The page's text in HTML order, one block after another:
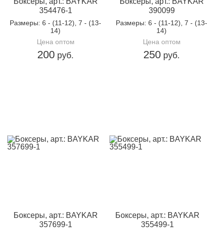
354476-1
Размеры: 6 - (11-12), 7 - (13-
14)
Цена оптом
200 руб.
390099
Размеры: 6 - (11-12), 7 - (13-
14)
Цена оптом
250 руб.
Боксеры, арт.: BAYKAR
357699-1
Боксеры, арт.: BAYKAR
355499-1